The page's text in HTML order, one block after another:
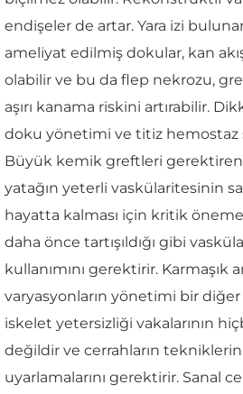
endişeler de artar. Yara izi
ameliyat edilmiş dokular, kan
olabilir ve bu da flep nekrozu, greft
aşırı kanama riskini artırabilir.
doku yönetimi ve titiz hemostaz
Büyük kemik greftleri gerektiren
yatağın yeterli vaskülaritesinin
hayatta kalması için kritik
daha önce tartışıldığı gibi
kullanımını gerektirir. Karmaşık
varyasyonların yönetimi bir
iskelet yetersizliği vakalarının
değildir ve cerrahların
uyarlamalarını gerektirir. Sanal